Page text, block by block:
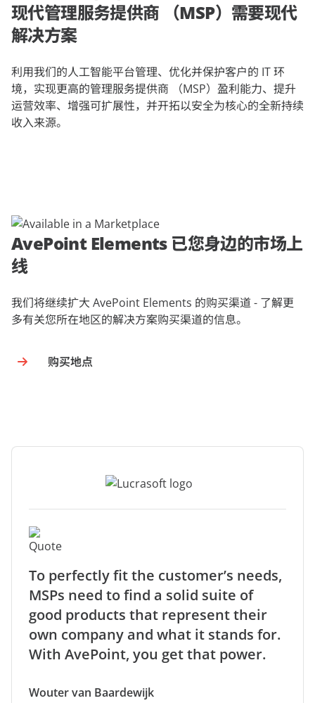
现代管理服务提供商 （MSP）需要现代
解决方案
利用我们的人工智能平台管理、优化并保护客户的 IT 环
境，实现更高的管理服务提供商 （MSP）盈利能力、提升
运营效率、增强可扩展性，并开拓以安全为核心的全新持续
收入来源。
AvePoint Elements 已您身边的市场上
线
我们将继续扩大 AvePoint Elements 的购买渠道 - 了解更
多有关您所在地区的解决方案购买渠道的信息。
购买地点
To perfectly fit the customer’s needs,
MSPs need to find a solid suite of
good products that represent their
own company and what it stands for.
With AvePoint, you get that power.
Wouter van Baardewijk